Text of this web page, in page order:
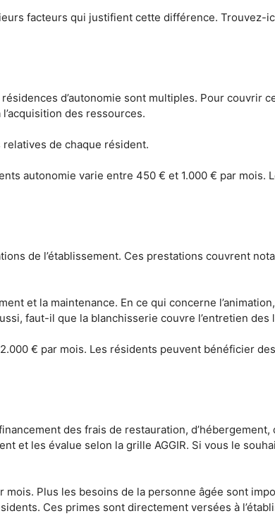
facteurs qui justifient cette différence. Trouvez-
d’autonomie sont multiples. Pour couvrir
des ressources.
de chaque résident.
autonomie varie entre 450 € et 1.000 € par mois.
de l’établissement. Ces prestations couvrent
et la maintenance. En ce qui concerne
faut-il que la blanchisserie couvre l’entretien
€ par mois. Les résidents peuvent bénéficier
des frais de restauration,
et les évalue selon la grille AGGIR. Si vous le
mois. Plus les besoins de la personne âgée sont
Ces primes sont directement versées à